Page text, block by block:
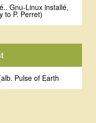
Gnu-Linux installé,
to P. Perret)
Pulse of Earth